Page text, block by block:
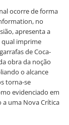
ocorre de forma
no
apresenta a
qual imprime
de Coca-
obra da noção
o alcance
torna-se
evidenciado em
uma Nova Crítica